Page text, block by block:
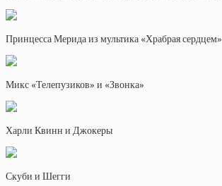
Принцесса Мерида из мультика «Храбрая сердцем»
Микс «Телепузиков» и «Звонка»
Харли Квинн и Джокеры
Скуби и Шегги